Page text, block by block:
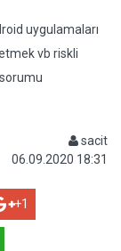
uygulamaları
vb riskli
sacit
06.09.2020 18:31
+1